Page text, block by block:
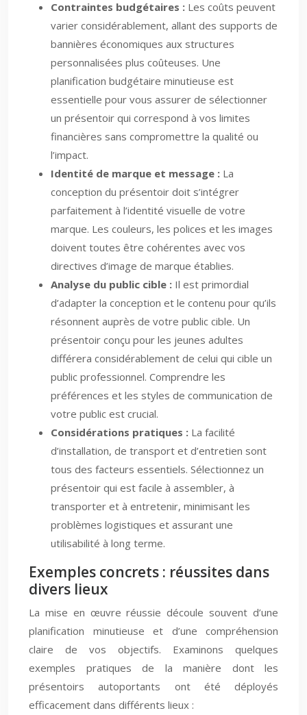
Contraintes budgétaires : Les coûts peuvent
varier considérablement, allant des supports de
bannières économiques aux structures
personnalisées plus coûteuses. Une
planification budgétaire minutieuse est
essentielle pour vous assurer de sélectionner
un présentoir qui correspond à vos limites
financières sans compromettre la qualité ou
l’impact.
Identité de marque et message : La
conception du présentoir doit s’intégrer
parfaitement à l’identité visuelle de votre
marque. Les couleurs, les polices et les images
doivent toutes être cohérentes avec vos
directives d’image de marque établies.
Analyse du public cible : Il est primordial
d’adapter la conception et le contenu pour qu’ils
résonnent auprès de votre public cible. Un
présentoir conçu pour les jeunes adultes
différera considérablement de celui qui cible un
public professionnel. Comprendre les
préférences et les styles de communication de
votre public est crucial.
Considérations pratiques : La facilité
d’installation, de transport et d’entretien sont
tous des facteurs essentiels. Sélectionnez un
présentoir qui est facile à assembler, à
transporter et à entretenir, minimisant les
problèmes logistiques et assurant une
utilisabilité à long terme.
Exemples concrets : réussites dans
divers lieux
La mise en œuvre réussie découle souvent d’une
planification minutieuse et d’une compréhension
claire de vos objectifs. Examinons quelques
exemples pratiques de la manière dont les
présentoirs autoportants ont été déployés
efficacement dans différents lieux :